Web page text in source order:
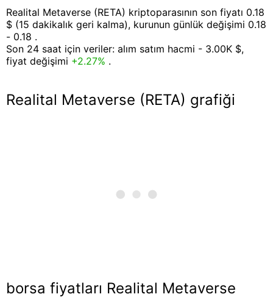
Realital Metaverse (RETA) kriptoparasının son fiyatı 0.18
$ (15 dakikalık geri kalma), kurunun günlük değişimi 0.18
- 0.18 .
Son 24 saat için veriler: alım satım hacmi - 3.00K $,
fiyat değişimi +2.27% .
Realital Metaverse (RETA) grafiği
borsa fiyatları Realital Metaverse